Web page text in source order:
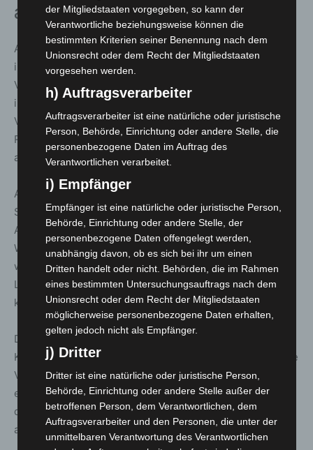
angenommen
Am westlichen Badestrand stehen seit August 2025
insgesamt 21 kostenlose Strandaschenbecher zur
Verfügung. Die kegelförmigen Behälter lassen sich stabil
im Sand platzieren, ein Deckel schützt vor dem
Verwehen der Asche. Sie bestehen aus
Recyclingmaterial und werden von vielen Besuchern gut
angenommen.
Aus Sicht der Verwaltung zeigen die
Strandaschenbecher, dass einfache, gut sichtbare
Angebote in Kombination mit klaren Appellen durchaus
Wirkung entfalten können. Sie gelten als Beispiel dafür,
wie gegenseitige Rücksichtnahme und praktische
Lösungen gemeinsam zu mehr Sauberkeit beitragen
können.
Die Stadt Langenhagen setzt insgesamt auf eine
Kombination aus Präsenz, klaren Regeln, Vertrauen in die
Vernunft der Menschen und konsequenter Ordnung, wo
es erforderlich ist – mit dem Ziel, den Silbersee
dauerhaft sauber, sicher und für alle Generationen
attraktiv zu halten.
der Mitgliedstaaten vorgegeben, so kann der
Verantwortliche beziehungsweise können die
bestimmten Kriterien seiner Benennung nach dem
Unionsrecht oder dem Recht der Mitgliedstaaten
vorgesehen werden.
h) Auftragsverarbeiter
Auftragsverarbeiter ist eine natürliche oder juristische
Person, Behörde, Einrichtung oder andere Stelle, die
personenbezogene Daten im Auftrag des
Verantwortlichen verarbeitet.
i) Empfänger
Empfänger ist eine natürliche oder juristische Person,
Behörde, Einrichtung oder andere Stelle, der
personenbezogene Daten offengelegt werden,
unabhängig davon, ob es sich bei ihr um einen
Dritten handelt oder nicht. Behörden, die im Rahmen
eines bestimmten Untersuchungsauftrags nach dem
Unionsrecht oder dem Recht der Mitgliedstaaten
möglicherweise personenbezogene Daten erhalten,
gelten jedoch nicht als Empfänger.
j) Dritter
Dritter ist eine natürliche oder juristische Person,
Behörde, Einrichtung oder andere Stelle außer der
betroffenen Person, dem Verantwortlichen, dem
Auftragsverarbeiter und den Personen, die unter der
unmittelbaren Verantwortung des Verantwortlichen